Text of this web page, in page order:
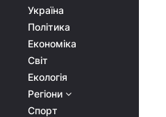
Україна
Політика
Економіка
Світ
Екологія
Регіони
Спорт